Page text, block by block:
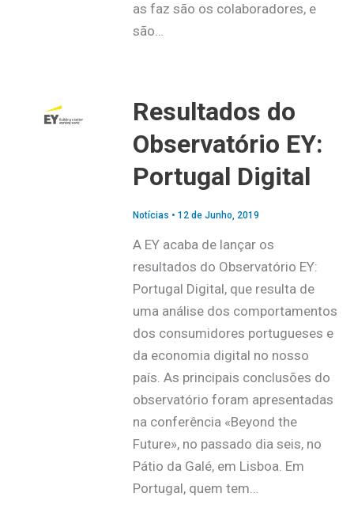
as faz são os colaboradores, e
são…
Resultados do
Observatório EY:
Portugal Digital
Notícias • 12 de Junho, 2019
A EY acaba de lançar os
resultados do Observatório EY:
Portugal Digital, que resulta de
uma análise dos comportamentos
dos consumidores portugueses e
da economia digital no nosso
país. As principais conclusões do
observatório foram apresentadas
na conferência «Beyond the
Future», no passado dia seis, no
Pátio da Galé, em Lisboa. Em
Portugal, quem tem…